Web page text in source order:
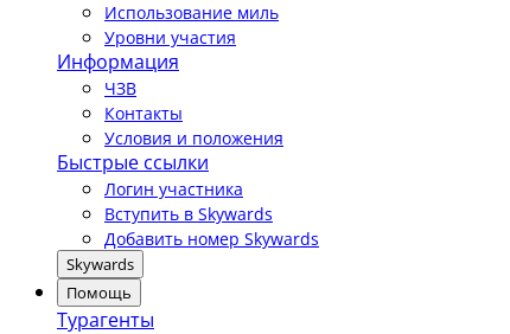
Использование миль
Уровни участия
Информация
ЧЗВ
Контакты
Условия и положения
Быстрые ссылки
Логин участника
Вступить в Skywards
Добавить номер Skywards
Skywards
Помощь
Турагенты